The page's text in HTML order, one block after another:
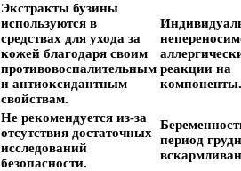
Экстракты бузины
используются в
средствах для ухода за
кожей благодаря своим
противовоспалительным
и антиоксидантным
свойствам.
реакции на
компоненты.
Не рекомендуется из-за
отсутствия достаточных
исследований
безопасности.
период